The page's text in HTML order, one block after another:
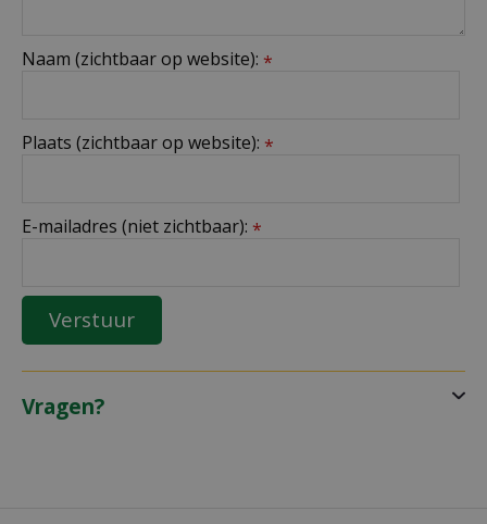
Naam (zichtbaar op website): *
Plaats (zichtbaar op website): *
E-mailadres (niet zichtbaar): *
Vragen?